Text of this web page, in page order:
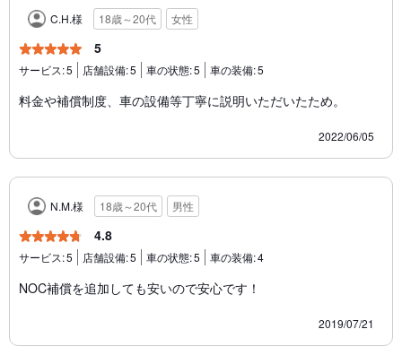
C.H.様 18歳～20代 女性
5
サービス:5 店舗設備:5 車の状態:5 車の装備:5
料金や補償制度、車の設備等丁寧に説明いただいたため。
2022/06/05
N.M.様 18歳～20代 男性
4.8
サービス:5 店舗設備:5 車の状態:5 車の装備:4
NOC補償を追加しても安いので安心です！
2019/07/21